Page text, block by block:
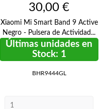
Precio
30,00 €
Xiaomi Mi Smart Band 9 Active
Negro - Pulsera de Actividad...
Últimas unidades en
Stock: 1
BHR9444GL